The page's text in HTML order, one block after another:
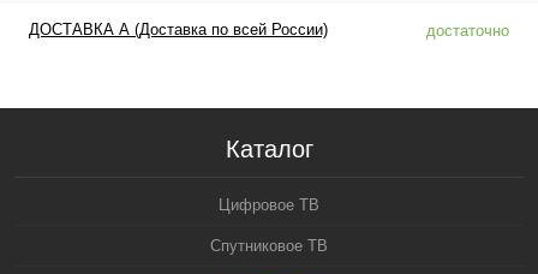
ДОСТАВКА А (Доставка по всей России) достаточно
Каталог
Цифровое ТВ
Спутниковое ТВ